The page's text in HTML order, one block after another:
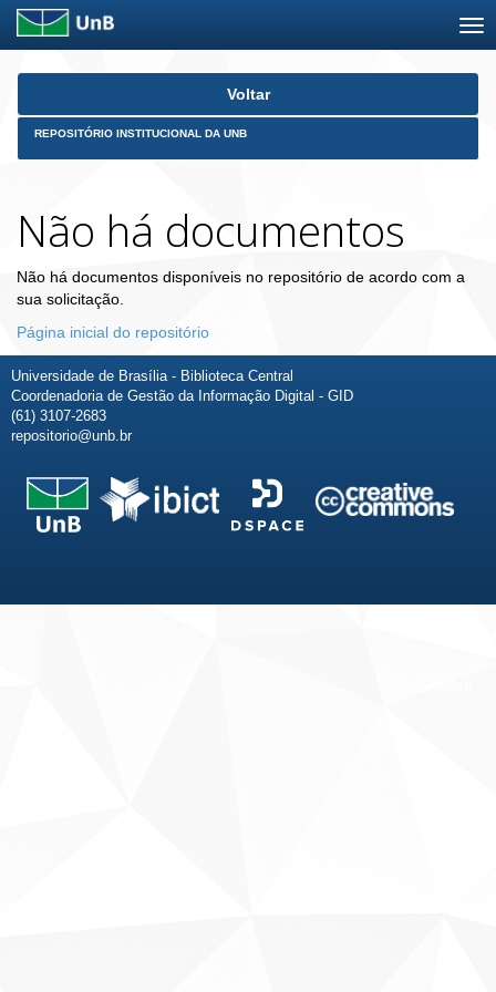
Skip
Voltar
REPOSITÓRIO INSTITUCIONAL DA UNB
Não há documentos
Não há documentos disponíveis no repositório de acordo com a
sua solicitação.
Página inicial do repositório
Universidade de Brasília - Biblioteca Central
Coordenadoria de Gestão da Informação Digital - GID
(61) 3107-2683
repositorio@unb.br